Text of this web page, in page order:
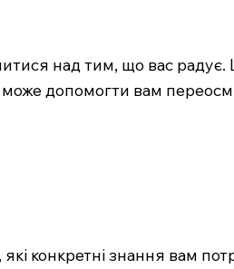
над тим, що вас радує.
може допомогти вам
конкретні знання вам